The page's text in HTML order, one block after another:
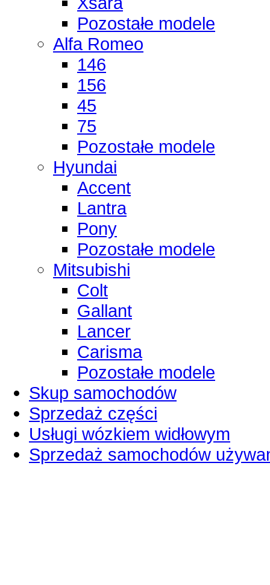
Pozostałe modele
Alfa Romeo
146
156
45
75
Pozostałe modele
Hyundai
Accent
Lantra
Pony
Pozostałe modele
Mitsubishi
Colt
Gallant
Lancer
Carisma
Pozostałe modele
Skup samochodów
Sprzedaż części
Usługi wózkiem widłowym
Sprzedaż samochodów